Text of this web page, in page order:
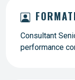
Consultant
performance